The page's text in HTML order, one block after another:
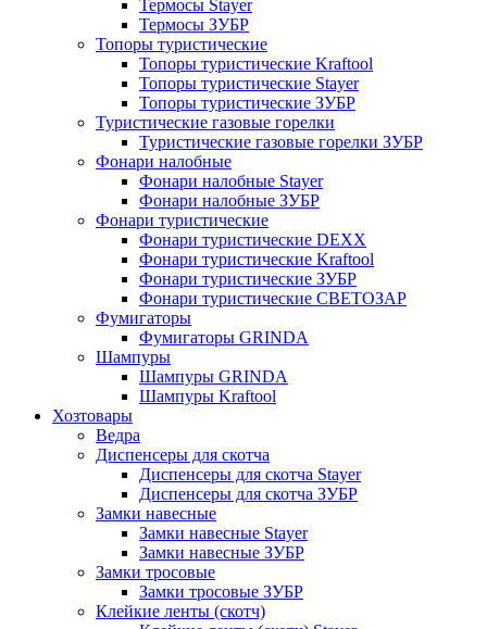
Термосы Stayer
Термосы ЗУБР
Топоры туристические
Топоры туристические Kraftool
Топоры туристические Stayer
Топоры туристические ЗУБР
Туристические газовые горелки
Туристические газовые горелки ЗУБР
Фонари налобные
Фонари налобные Stayer
Фонари налобные ЗУБР
Фонари туристические
Фонари туристические DEXX
Фонари туристические Kraftool
Фонари туристические ЗУБР
Фонари туристические СВЕТОЗАР
Фумигаторы
Фумигаторы GRINDA
Шампуры
Шампуры GRINDA
Шампуры Kraftool
Хозтовары
Ведра
Диспенсеры для скотча
Диспенсеры для скотча Stayer
Диспенсеры для скотча ЗУБР
Замки навесные
Замки навесные Stayer
Замки навесные ЗУБР
Замки тросовые
Замки тросовые ЗУБР
Клейкие ленты (скотч)